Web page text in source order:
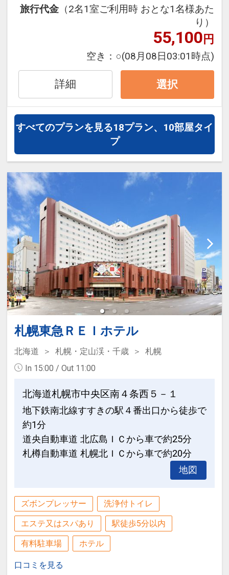
ざいません。
≪料金≫ホテル立体駐車場1，800円／1
≪時間≫午後12時から翌午後12時まで
≪制限≫車高2m・幅1.8m以内（規格外
※予約制ではなく先着順のお預かりとな
り、満車時には提携駐車場へのご案内と
※提携駐車場ご利用時、精算処理がござ
いますので、入庫時に発券されます駐車
券をホテルフロントへご提示ください。
■ホテルまでのアクセス
・札幌市営地下鉄「大通」駅「2番出
口」より徒歩1分
・JR札幌駅より徒歩約12分（地下歩行空
間）
・ホテル前に新千歳空港連絡バス停留所
あり（停留所：ホテルリソルトリニティ
札幌前）
■ホテルから観光地へのアクセス
・大通公園 徒歩 約1分
・さっぽろテレビ塔 徒歩 約5分
・札幌市時計台 徒歩 約8分
設定期間：2024年4月9日～2027年6月
30日
インターネットコース番号：DP-2-
■連泊利用における客室滞在清掃につい
環境保護の取り組みとして、連泊での客
「タオル／バスタオル交換、ごみ回収、
ミネラルウォーター補充」のみの入室し
ない清掃スタイルとさせていただきま
す。
※衛生管理の都合上、4泊ごとに清掃を
させていただきます。（3連泊までの滞
在の場合、入室清掃はいたしません。）
合、追加料金（1室1，500円）にて入室
での清掃を行うことも可能です。
当日午前10時までにフロントにてお申し
付けください。
■大浴場のご案内
≪時間≫午後3時から午前2時／午前6時
から午前10時
※サウナ・露天風呂・ジャグジー等はご
ざいません。
■駐車場のご案内
≪料金≫ホテル立体駐車場1，800円／1
≪時間≫午後12時から翌午後12時まで
≪制限≫車高2m・幅1.8m以内（規格外
は利用不可）
※予約制ではなく先着順のお預かりとな
り、満車時には提携駐車場へのご案内と
なります。
※提携駐車場ご利用時、精算処理がござ
いますので、入庫時に発券されます駐車
■ホテルまでのアクセス
・札幌市営地下鉄「大通」駅「2番出
口」より徒歩1分
・JR札幌駅より徒歩約12分（地下歩行
空間）
旅行代金 （2名1室ご利用時 おとな1名様あた
り）
55,100円
空き： ○(08月08日03:01時点)
詳細 選択
すべてのプランを見る18プラン、10部屋タイ
プ
札幌東急ＲＥＩホテル
北海道 札幌・定山渓・千歳
札幌
In 15:00 / Out 11:00
北海道札幌市中央区南４条西５－１
地下鉄南北線すすきの駅４番出口から徒歩で
約1分
道央自動車道 北広島ＩＣから車で約25分
札樽自動車道 札幌北ＩＣから車で約20分
地図
ズボンプレッサー 洗浄付トイレ
エステ又はスパあり 駅徒歩5分以内
有料駐車場 ホテル
口コミを見る